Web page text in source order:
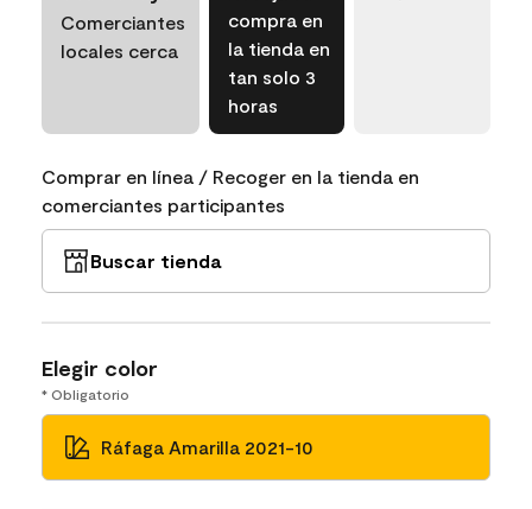
Comerciantes
locales cerca
compra en
la tienda en
tan solo 3
horas
Comprar en línea / Recoger en la tienda en
comerciantes participantes
Buscar tienda
Elegir color
* Obligatorio
Ráfaga Amarilla 2021-10